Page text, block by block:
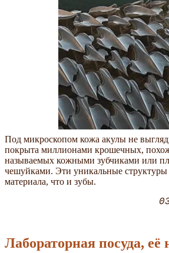
Под микроскопом кожа акулы не
покрыта миллионами крошечных,
называемых кожными зубчиками или
чешуйками. Эти уникальные структуры
материала, что и зубы.
Лабораторная посуда, её